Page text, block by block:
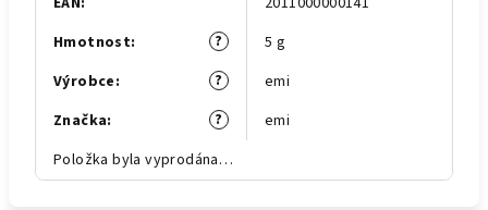
?
Hmotnost:
5 g
?
Výrobce:
emi
?
Značka:
emi
Položka byla vyprodána…